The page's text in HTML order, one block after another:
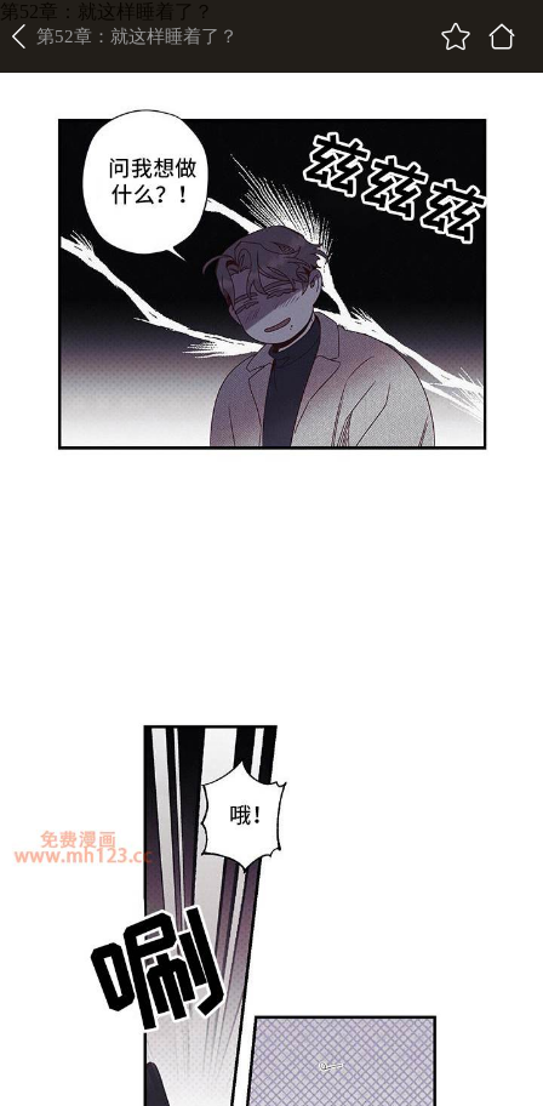
第52章：就这样睡着了？
第52章：就这样睡着了？